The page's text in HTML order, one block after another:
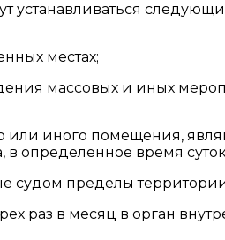
устанавливаться
местах;
массовых и иных
иного помещения,
определенное время
судом пределы
раз в месяц в орган